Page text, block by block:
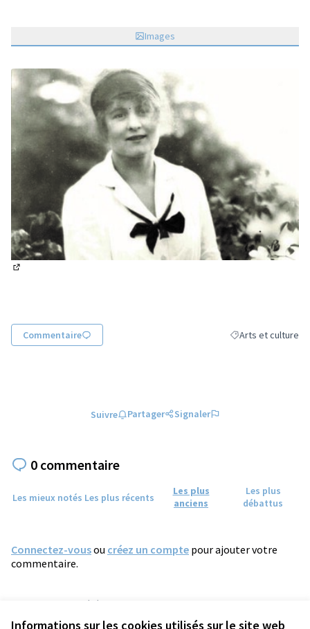
Informations sur les cookies utilisés sur le site web
Images
Commentaire Filtrer les
Arts et culture
Suivre Partager Signaler
0 commentaire
Les mieux notés Les plus récents
Les plus
anciens
Les plus
débattus
Connectez-vousou créez un compte pour ajouter votre
commentaire.
Référence : tours-PROP-2022-05-566